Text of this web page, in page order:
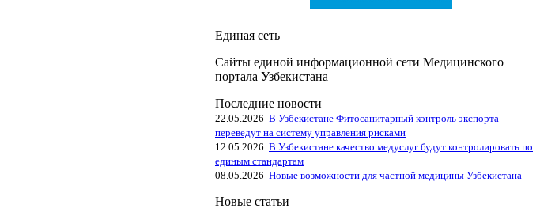
Единая сеть
Сайты единой информационной сети Медицинского
портала Узбекистана
Последние новости
22.05.2026 В Узбекистане Фитосанитарный контроль экспорта
переведут на систему управления рисками
12.05.2026 В Узбекистане качество медуслуг будут контролировать по
единым стандартам
08.05.2026 Новые возможности для частной медицины Узбекистана
Новые статьи